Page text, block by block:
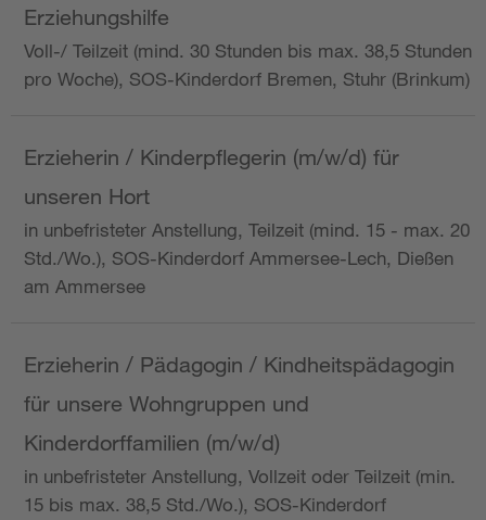
Erziehungshilfe
Voll-/ Teilzeit (mind. 30 Stunden bis max. 38,5 Stunden
pro Woche), SOS-Kinderdorf Bremen, Stuhr (Brinkum)
Erzieherin / Kinderpflegerin (m/w/d) für
unseren Hort
in unbefristeter Anstellung, Teilzeit (mind. 15 - max. 20
Std./Wo.), SOS-Kinderdorf Ammersee-Lech, Dießen
am Ammersee
Erzieherin / Pädagogin / Kindheitspädagogin
für unsere Wohngruppen und
Kinderdorffamilien (m/w/d)
in unbefristeter Anstellung, Vollzeit oder Teilzeit (min.
15 bis max. 38,5 Std./Wo.), SOS-Kinderdorf